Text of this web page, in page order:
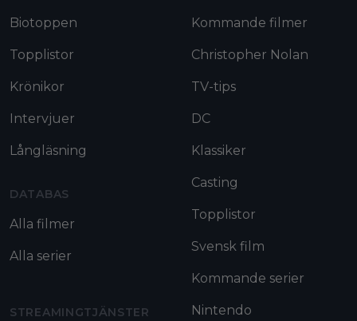
Biotoppen
Topplistor
Krönikor
Intervjuer
Långläsning
DATABAS
Alla filmer
Alla serier
STREAMINGTJÄNSTER
Kommande filmer
Christopher Nolan
TV-tips
DC
Klassiker
Casting
Topplistor
Svensk film
Kommande serier
Nintendo